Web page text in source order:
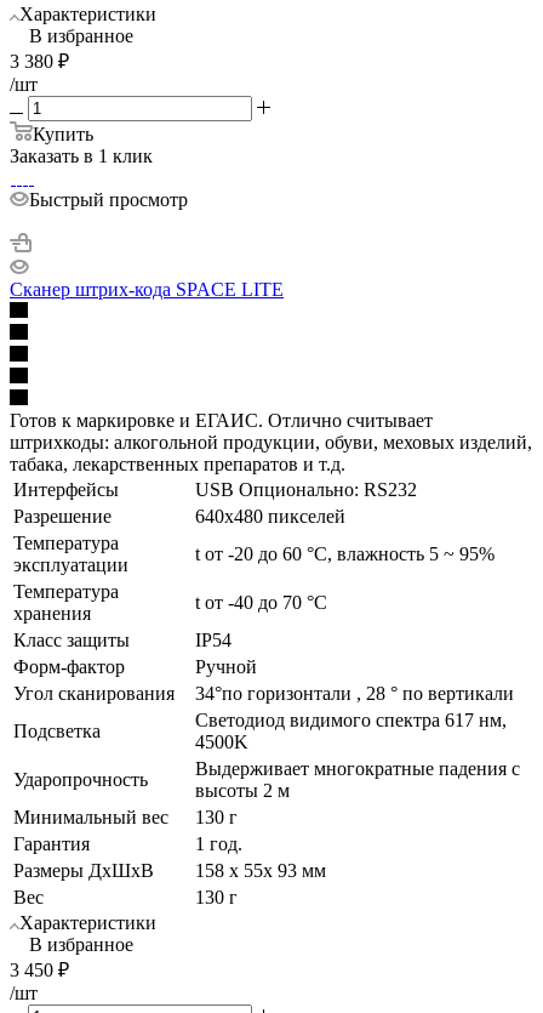
Характеристики
В избранное
3 380 ₽
/шт
Купить
Заказать в 1 клик
Быстрый просмотр
Сканер штрих-кода SPACE LITE
Готов к маркировке и ЕГАИС. Отлично считывает
штрихкоды: алкогольной продукции, обуви, меховых изделий,
табака, лекарственных препаратов и т.д.
Интерфейсы
USB Опционально: RS232
Разрешение
640х480 пикселей
Температура
эксплуатации
t от -20 до 60 °C, влажность 5 ~ 95%
Температура
хранения
t от -40 до 70 °C
Класс защиты
IP54
Форм-фактор
Ручной
Угол сканирования
34°по горизонтали , 28 ° по вертикали
Подсветка
Светодиод видимого спектра 617 нм,
4500K
Ударопрочность
Выдерживает многократные падения с
высоты 2 м
Минимальный вес
130 г
Гарантия
1 год.
Размеры ДхШхВ
158 х 55х 93 мм
Вес
130 г
Характеристики
В избранное
3 450 ₽
/шт